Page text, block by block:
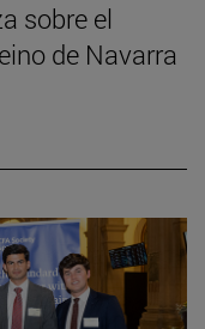
sobre el
de Navarra